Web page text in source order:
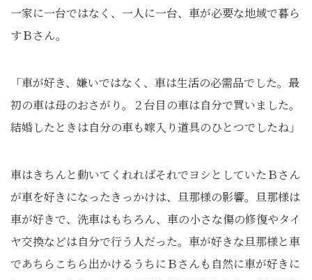
一家に一台ではなく、一人に一台、車が必要な地域で暮ら
すＢさん。
「車が好き、嫌いではなく、車は生活の必需品でした。最
初の車は母のおさがり。２台目の車は自分で買いました。
結婚したときは自分の車も嫁入り道具のひとつでしたね」
車はきちんと動いてくれればそれでヨシとしていたＢさん
が車を好きになったきっかけは、旦那様の影響。旦那様は
車が好きで、洗車はもちろん、車の小さな傷の修復やタイ
ヤ交換などは自分で行う人だった。車が好きな旦那様と車
であちらこちら出かけるうちにＢさんも自然に車が好きに